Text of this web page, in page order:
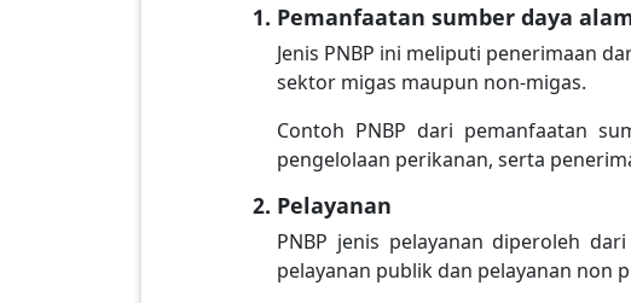
Pemanfaatan sumber daya
Jenis PNBP ini meliputi penerimaan
sektor migas maupun non-migas.
Contoh PNBP dari pemanfaatan
pengelolaan perikanan, serta
Pelayanan
PNBP jenis pelayanan diperoleh
pelayanan publik dan pelayanan non